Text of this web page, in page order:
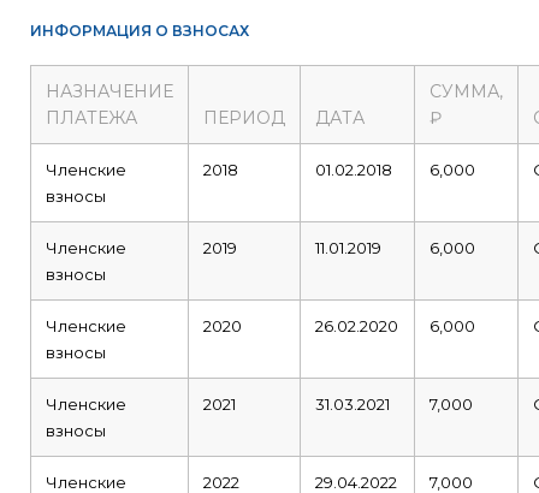
ИНФОРМАЦИЯ О ВЗНОСАХ
НАЗНАЧЕНИЕ
ПЛАТЕЖА
ПЕРИОД ДАТА
СУММА,
₽
Членские
взносы
2018 01.02.2018 6,000
Членские
взносы
2019 11.01.2019 6,000
Членские
взносы
2020 26.02.2020 6,000
Членские
взносы
2021 31.03.2021 7,000
Членские
2022 29.04.2022 7,000